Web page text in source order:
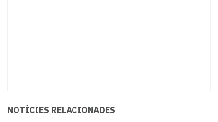
NOTÍCIES RELACIONADES